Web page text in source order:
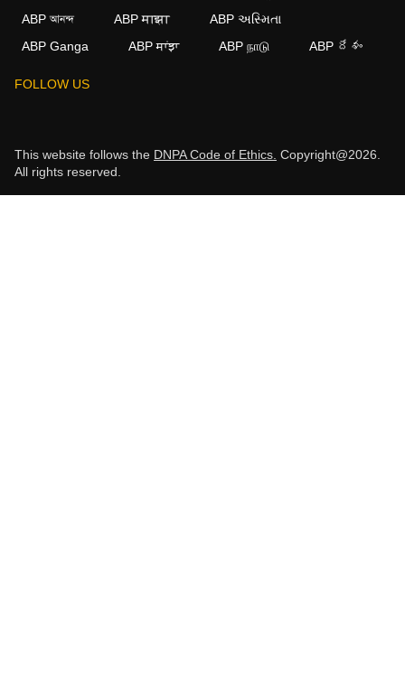
ABP আনন্দ
ABP माझा
ABP અસ્મિતા
ABP Ganga
ABP ਸਾਂਝਾ ABP நாடு ABP దేశం
FOLLOW US
This website follows the DNPA Code of Ethics. Copyright@2026.
All rights reserved.